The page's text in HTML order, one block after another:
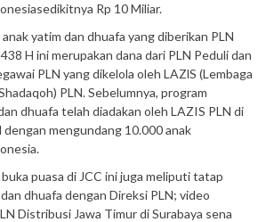
Rp 10 Miliar.
yatim dan dhuafa yang diberikan PLN
H ini merupakan dana dari PLN Peduli dan
PLN yang dikelola oleh LAZlS (Lembaga
PLN. Sebelumnya, program
dhuafa telah diadakan oleh LAZIS PLN di
dengan mengundang 10.000 anak
buka puasa di JCC ini juga meliputi tatap
dhuafa dengan Direksi PLN; video
Distribusi Jawa Timur di Surabaya sena